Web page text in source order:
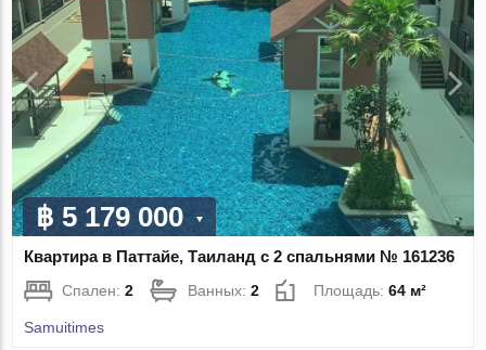
฿ 5 179 000
Квартира в Паттайе, Таиланд с 2 спальнями № 161236
Спален:2 Ванных:2 Площадь:64 м²
Samuitimes